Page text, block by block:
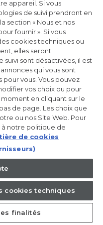
-10% sur votre
unique - SIÈGE SOCIAL :
- Italie - SIÈGES
snc - 20861
- 20871 Vimercate (MB) -
- Capital social
et numéro d'inscription au
Brianza-Lodi 04666310158
soumise aux activités de
appareil. Si vous
de suivi prendront en
section « Nous et nos
fournir ». Si vous
cookies techniques ou
elles seront
suivi sont désactivées, il est
qui vous sont
vous. Vous pouvez
vos choix ou pour
en cliquant sur le
de page. Les choix que
ou nos Site Web. Pour
à notre politique de
de cookies
cookies techniques
finalités